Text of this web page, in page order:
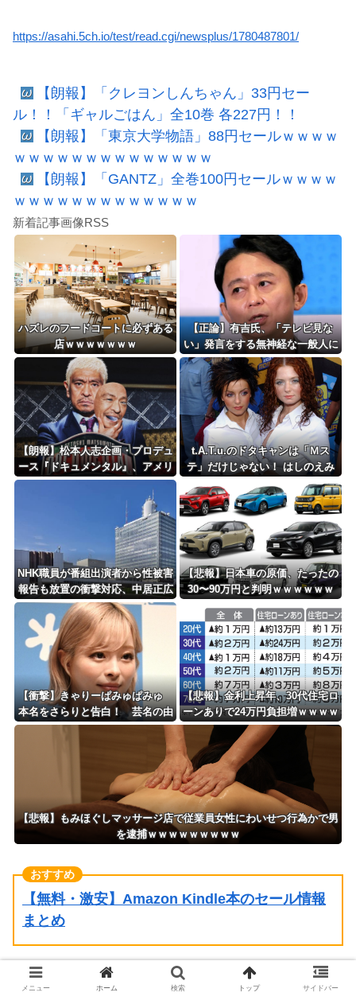
https://asahi.5ch.io/test/read.cgi/newsplus/1780487801/
【朗報】「クレヨンしんちゃん」33円セー
ル！！「ギャルごはん」全10巻 各227円！！
【朗報】「東京大学物語」88円セールｗｗｗｗ
ｗｗｗｗｗｗｗｗｗｗｗｗｗｗ
【朗報】「GANTZ」全巻100円セールｗｗｗｗ
ｗｗｗｗｗｗｗｗｗｗｗｗｗ
新着記事画像RSS
ハズレのフードコートに必ずある
店ｗｗｗｗｗｗｗ
【正論】有吉氏、「テレビ見な
い」発言をする無神経な一般人に
憤慨ｗｗｗｗｗｗｗ
【朗報】松本人志企画・プロデュ
ース『ドキュメンタル』、アメリ
カで初の制作が決定！ 海外タイ
トル『LOL』として世界25ヶ国・
t.A.T.u.のドタキャンは「Ｍス
テ」だけじゃない！ はしのえみ
「来なかったんですよ…」
NHK職員が番組出演者から性被害
報告も放置の衝撃対応、中居正広
と国分太一の事例もNHKは「加害
者を守る」のか、指摘される“隠
蔽体質”
【悲報】日本車の原価、たったの
30〜90万円と判明ｗｗｗｗｗｗ
【衝撃】きゃりーぱみゅぱみゅ
本名をさらりと告白！ 芸名の由
来も明かす！！
【悲報】金利上昇年、30代住宅ロ
ーンありで24万円負担増ｗｗｗｗ
ｗｗｗｗｗｗｗｗ
【悲報】もみほぐしマッサージ店で従業員女性にわいせつ行為かで男
を逮捕ｗｗｗｗｗｗｗｗｗ
【無料・激安】Amazon Kindle本のセール情報
まとめ
メニュー ホーム 検索 トップ サイドバー